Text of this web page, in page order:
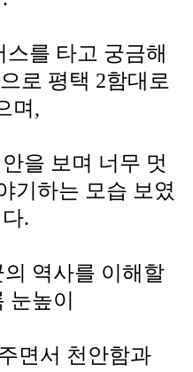
를 타고 궁금해
로 평택 2함대 로
며,
을 보며 너무 멋
기하는 모습 보였
.
역사를 이해할
눈높이
면서 천안함과